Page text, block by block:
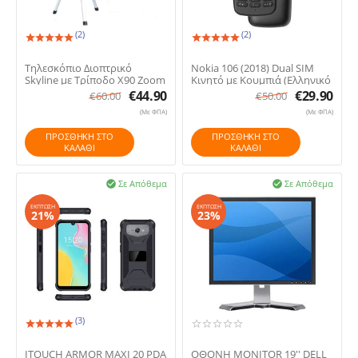
(2)
Τηλεσκόπιο Διοπτρικό
Skyline με Τρίποδο X90 Zoom
€60.00 €44.90
(Με ΦΠΑ)
ΠΡΟΣΘΉΚΗ ΣΤΟ
ΚΑΛΆΘΙ
(2)
Nokia 106 (2018) Dual SIM
Κινητό με Κουμπιά (Ελληνικό
Μενού) Μαύρο
€50.00 €29.90
(Με ΦΠΑ)
ΠΡΟΣΘΉΚΗ ΣΤΟ
ΚΑΛΆΘΙ
Σε Απόθεμα

ΈΚΠΤΩΣΗ
21%
(3)
ITOUCH ARMOR MAXI 20 PDA
Σε Απόθεμα

ΈΚΠΤΩΣΗ
23%
ΟΘΟΝΗ MONITOR 19'' DELL